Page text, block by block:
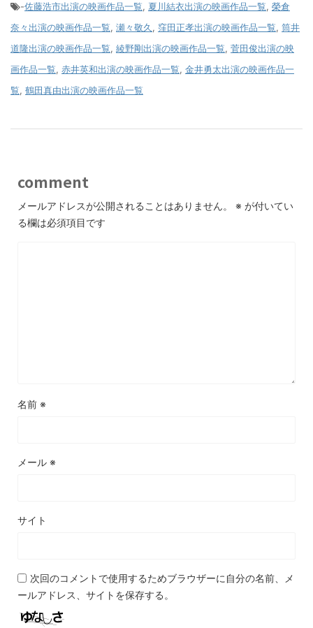
-佐藤浩市出演の映画作品一覧, 夏川結衣出演の映画作品一覧, 榮倉
奈々出演の映画作品一覧, 瀬々敬久 , 窪田正孝出演の映画作品一覧, 筒井
道隆出演の映画作品一覧, 綾野剛出演の映画作品一覧, 菅田俊出演の映
画作品一覧, 赤井英和出演の映画作品一覧, 金井勇太出演の映画作品一
覧, 鶴田真由出演の映画作品一覧
comment
メールアドレスが公開されることはありません。 ※ が付いてい
る欄は必須項目です
名前 ※
メール ※
サイト
次回のコメントで使用するためブラウザーに自分の名前、メ
ールアドレス、サイトを保存する。